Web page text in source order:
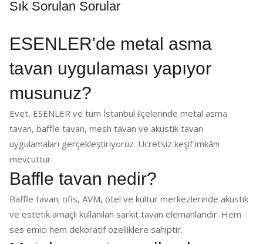
Sık Sorulan Sorular
ESENLER'de metal asma
tavan uygulaması yapıyor
musunuz?
Evet, ESENLER ve tüm İstanbul ilçelerinde metal asma
tavan, baffle tavan, mesh tavan ve akustik tavan
uygulamaları gerçekleştiriyoruz. Ücretsiz keşif imkânı
mevcuttur.
Baffle tavan nedir?
Baffle tavan; ofis, AVM, otel ve kültür merkezlerinde akustik
ve estetik amaçlı kullanılan sarkıt tavan elemanlarıdır. Hem
ses emici hem dekoratif özelliklere sahiptir.